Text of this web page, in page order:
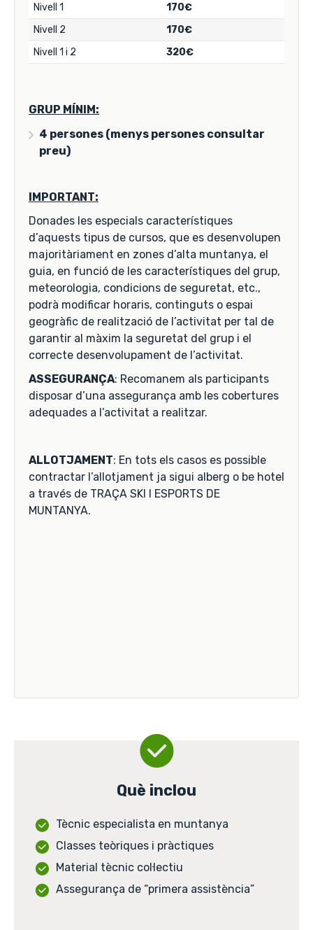
Nivell 1
170€
Nivell 2
170€
Nivell 1 i 2
320€
GRUP MÍNIM:
4 persones (menys persones consultar
preu)
IMPORTANT:
Donades les especials característiques
d’aquests tipus de cursos, que es desenvolupen
majoritàriament en zones d’alta muntanya, el
guia, en funció de les característiques del grup,
meteorologia, condicions de seguretat, etc.,
podrà modificar horaris, continguts o espai
geogràfic de realització de l’activitat per tal de
garantir al màxim la seguretat del grup i el
correcte desenvolupament de l’activitat.
ASSEGURANÇA: Recomanem als participants
disposar d’una assegurança amb les cobertures
adequades a l’activitat a realitzar.
ALLOTJAMENT: En tots els casos es possible
contractar l’allotjament ja sigui alberg o be hotel
a través de TRAÇA SKI I ESPORTS DE
MUNTANYA.
Què inclou
Tècnic especialista en muntanya
Classes teòriques i pràctiques
Material tècnic col·lectiu
Assegurança de “primera assistència”